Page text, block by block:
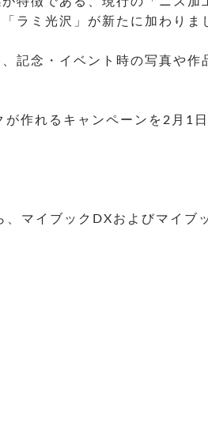
ラミ光沢」が新たに加わり
記念・イベント時の写真や
作れるキャンペーンを2月1
マイブックDXおよびマイブ